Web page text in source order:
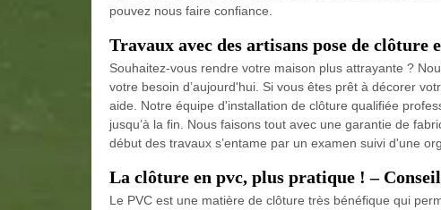
pouvez nous faire confiance.
Travaux avec des artisans pose de
Souhaitez-vous rendre votre maison plus attrayante ?
votre besoin d’aujourd'hui. Si vous êtes prêt à décorer
aide. Notre équipe d'installation de clôture qualifiée
jusqu’à la fin. Nous faisons tout avec une garantie de
début des travaux s’entame par un examen suivi d'une
La clôture en pvc, plus pratique ! –
Le PVC est une matière de clôture très bénéfique qui